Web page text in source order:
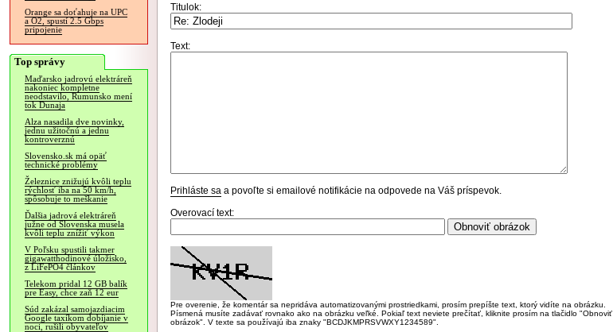
Orange sa doťahuje na UPC
a O2, spustí 2.5 Gbps
pripojenie
Top správy
Maďarsko jadrovú elektráreň
nakoniec kompletne
neodstavilo, Rumunsko mení
tok Dunaja
Alza nasadila dve novinky,
jednu užitočnú a jednu
kontroverznú
Slovensko.sk má opäť
technické problémy
Železnice znižujú kvôli teplu
rýchlosť iba na 50 km/h,
spôsobuje to meškanie
Ďalšia jadrová elektráreň
južne od Slovenska musela
kvôli teplu znížiť výkon
V Poľsku spustili takmer
gigawatthodinové úložisko,
z LiFePO4 článkov
Telekom pridal 12 GB balík
pre Easy, chce zaň 12 eur
Súd zakázal samojazdiacim
Google taxíkom dobíjanie v
noci, rušili obyvateľov
Titulok:
Text:
Prihláste sa a povoľte si emailové notifikácie na odpovede na Váš príspevok.
Overovací text:
Pre overenie, že komentár sa nepridáva automatizovanými prostriedkami, prosím prepíšte text, ktorý vidíte na obrázku.
Písmená musíte zadávať rovnako ako na obrázku veľké. Pokiaľ text neviete prečítať, kliknite prosím na tlačidlo "Obnoviť
obrázok". V texte sa používajú iba znaky "BCDJKMPRSVWXY1234589".